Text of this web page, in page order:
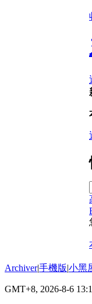
Archiver|手機版|小黑
GMT+8, 2026-8-6